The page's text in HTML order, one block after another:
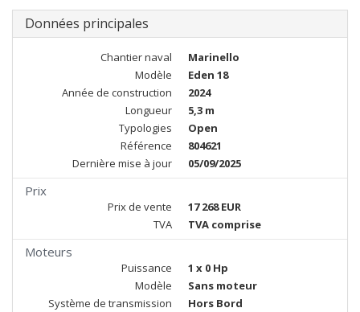
Données principales
Chantier naval
Marinello
Modèle
Eden 18
Année de construction
2024
Longueur
5,3 m
Typologies
Open
Référence
804621
Dernière mise à jour
05/09/2025
Prix
Prix de vente
17 268 EUR
TVA
TVA comprise
Moteurs
Puissance
1 x 0 Hp
Modèle
Sans moteur
Système de transmission
Hors Bord